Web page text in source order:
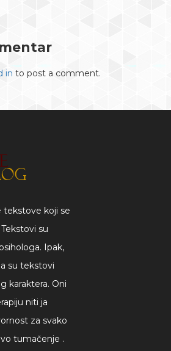
in to post a comment.
tekstove koji se
su
Ipak,
su tekstovi
karaktera. Oni
niti ja
za svako
tumačenje .